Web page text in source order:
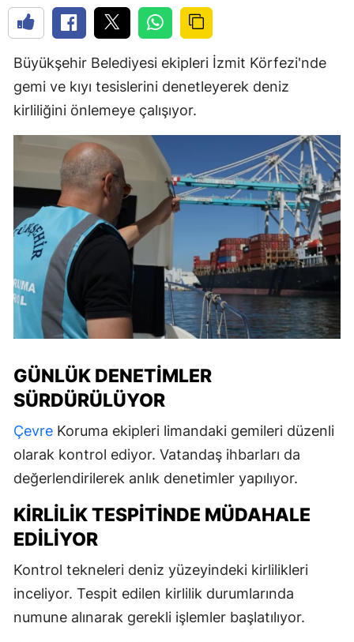
Büyükşehir Belediyesi ekipleri İzmit Körfezi'nde
gemi ve kıyı tesislerini denetleyerek deniz
kirliliğini önlemeye çalışıyor.
GÜNLÜK DENETIMLER
SÜRDÜRÜLÜYOR
Çevre Koruma ekipleri limandaki gemileri düzenli
olarak kontrol ediyor. Vatandaş ihbarları da
değerlendirilerek anlık denetimler yapılıyor.
KIRLILIK TESPITINDE MÜDAHALE
EDILIYOR
Kontrol tekneleri deniz yüzeyindeki kirlilikleri
inceliyor. Tespit edilen kirlilik durumlarında
numune alınarak gerekli işlemler başlatılıyor.